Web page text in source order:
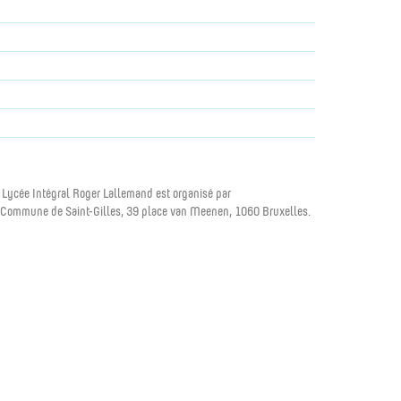
Lycée Intégral Roger Lallemand est organisé par
de Saint-Gilles, 39 place van Meenen, 1060 Bruxelles.